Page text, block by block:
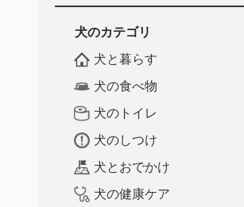
犬のカテゴリ
犬と暮らす
犬の食べ物
犬のトイレ
犬のしつけ
犬とおでかけ
犬の健康ケア